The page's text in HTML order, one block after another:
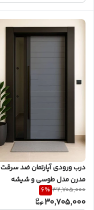
درب ورودی آپارتمان ضد سرقت
مدرن مدل طوسی و شیشه
32,705,000
6%
30,705,000